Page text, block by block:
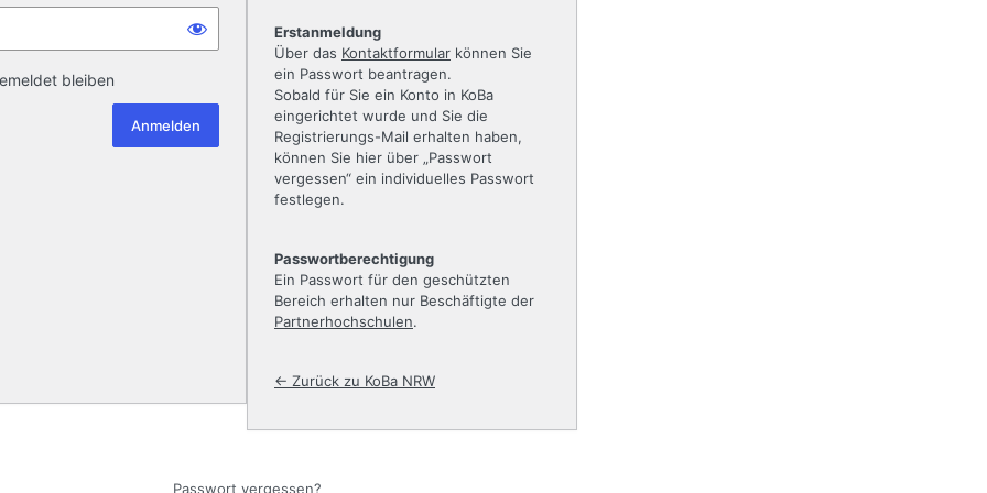
bleiben
Erstanmeldung
Über das Kontaktformular können Sie
ein Passwort beantragen.
Sobald für Sie ein Konto in KoBa
eingerichtet wurde und Sie die
Registrierungs-Mail erhalten haben,
können Sie hier über „Passwort
vergessen“ ein individuelles Passwort
festlegen.
Passwortberechtigung
Ein Passwort für den geschützten
Bereich erhalten nur Beschäftigte der
Partnerhochschulen.
← Zurück zu KoBa NRW
Passwort vergessen?